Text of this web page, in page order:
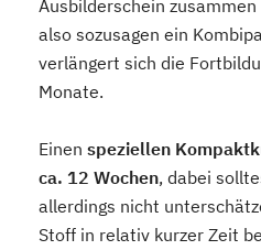
Ausbilderschein
also sozusagen ein
verlängert sich die
Monate.
Einen speziellen
ca. 12 Wochen, dabei
allerdings nicht
Stoff in relativ kurzer Zeit